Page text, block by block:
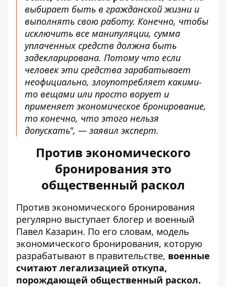
выбирает быть в гражданской жизни и
выполнять свою работу. Конечно, чтобы
исключить все манипуляции, сумма
уплаченных средств должна быть
задекларирована. Потому что если
человек эти средства зарабатывает
неофициально, злоупотребляет какими-
то вещами или просто ворует и
применяет экономическое бронирование,
то конечно, что этого нельзя
допускать", — заявил эксперт.
Против экономического
бронирования это
общественный раскол
Против экономического бронирования
регулярно выступает блогер и военный
Павел Казарин. По его словам, модель
экономического бронирования, которую
разрабатывают в правительстве, военные
считают легализацией откупа,
порождающей общественный раскол.